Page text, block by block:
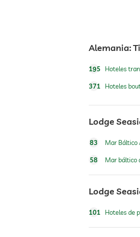
Alemania:
195 Hoteles
371 Hoteles
Lodge
83 Mar Báltico
58 Mar báltico
Lodge
101 Hoteles de